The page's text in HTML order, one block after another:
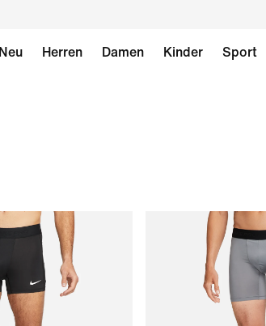
Neu Herren Damen Kinder Sport